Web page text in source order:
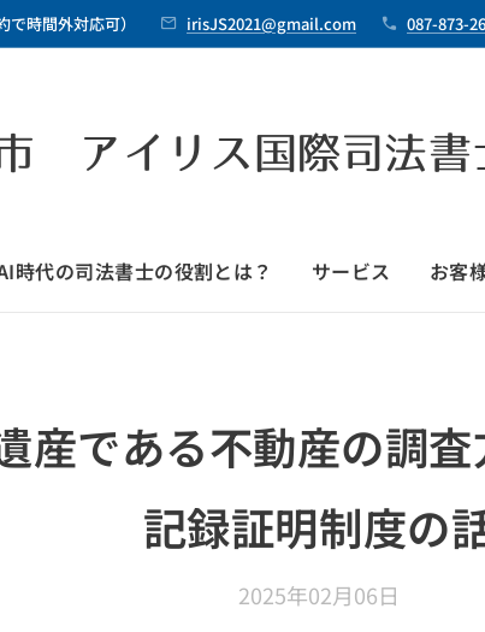
時間外対応可） irisJS2021@gmail.com 087-873-
アイリス国際司法書
時代の司法書士の役割とは？ サービス お客
産である不動産の調
記録証明制度の
2025年02月06日